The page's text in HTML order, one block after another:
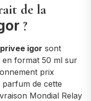
de la
?
igor sont
format 50 ml sur
prix
de cette
Mondial Relay